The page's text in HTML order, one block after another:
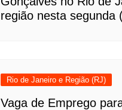
região nesta segunda
Rio de Janeiro e Região (RJ)
Vaga de Emprego